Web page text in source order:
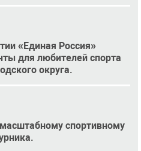
«Единая Россия»
для любителей спорта
округа.
спортивному